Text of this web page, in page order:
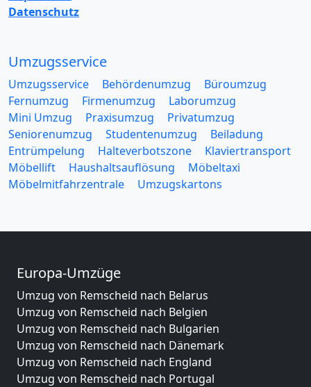
Datenschutz
Umzugsservice
Umzugsservice Behördenumzug
Büroumzug
Fernumzug
Firmenumzug
Laborumzug
Mini Umzug
Praxisumzug
Privatumzug
Seniorenumzug
Studentenumzug
Beiladung
Entrümpelung
Halteverbotszone
Klaviertransport
Möbellift
Haushaltsauflösung
Möbeltaxi
Möbelmitfahrzentrale
Umzugskartons
Europa-Umzüge
Umzug von Remscheid nach Belarus
Umzug von Remscheid nach Belgien
Umzug von Remscheid nach Bulgarien
Umzug von Remscheid nach Dänemark
Umzug von Remscheid nach England
Umzug von Remscheid nach Portugal